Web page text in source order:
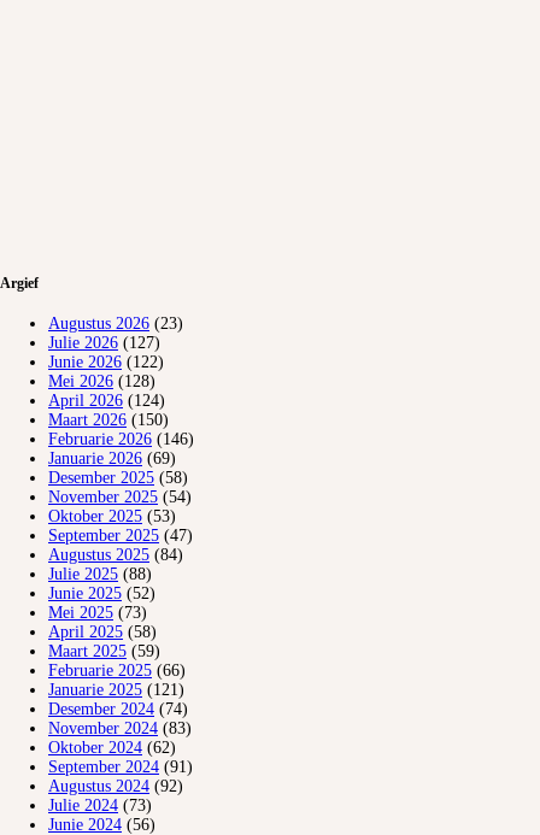
Argief
Augustus 2026 (23)
Julie 2026 (127)
Junie 2026 (122)
Mei 2026 (128)
April 2026 (124)
Maart 2026 (150)
Februarie 2026 (146)
Januarie 2026 (69)
Desember 2025 (58)
November 2025 (54)
Oktober 2025 (53)
September 2025 (47)
Augustus 2025 (84)
Julie 2025 (88)
Junie 2025 (52)
Mei 2025 (73)
April 2025 (58)
Maart 2025 (59)
Februarie 2025 (66)
Januarie 2025 (121)
Desember 2024 (74)
November 2024 (83)
Oktober 2024 (62)
September 2024 (91)
Augustus 2024 (92)
Julie 2024 (73)
Junie 2024 (56)